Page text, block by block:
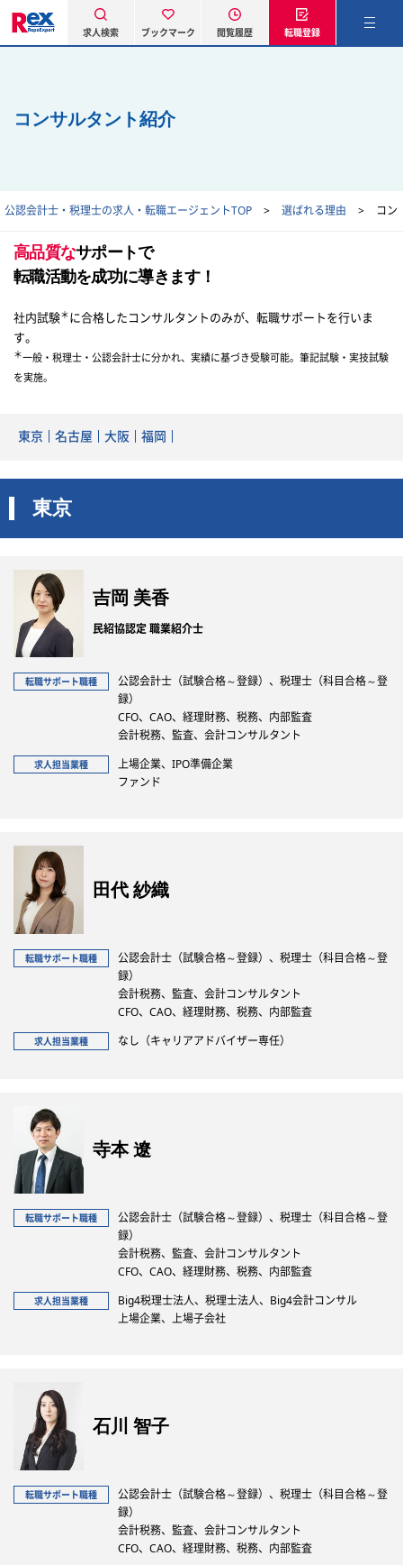
求人検索 ブックマーク 閲覧履歴 転職登録
コンサルタント紹介
公認会計士・税理士の求人・転職エージェントTOP 選ばれる理由 コン
高品質なサポートで
転職活動を成功に導きます！
社内試験＊に合格したコンサルタントのみが、転職サポートを行いま
す。
＊一般・税理士・公認会計士に分かれ、実績に基づき受験可能。筆記試験・実技試験
を実施。
東京 名古屋 大阪 福岡
東京
吉岡 美香
民紹協認定 職業紹介士
転職サポート職種
公認会計士（試験合格～登録）、税理士（科目合格～登
録）
CFO、CAO、経理財務、税務、内部監査
会計税務、監査、会計コンサルタント
求人担当業種
上場企業、IPO準備企業
ファンド
田代 紗織
転職サポート職種
公認会計士（試験合格～登録）、税理士（科目合格～登
録）
会計税務、監査、会計コンサルタント
CFO、CAO、経理財務、税務、内部監査
求人担当業種 なし（キャリアアドバイザー専任）
寺本 遼
転職サポート職種
公認会計士（試験合格～登録）、税理士（科目合格～登
録）
会計税務、監査、会計コンサルタント
CFO、CAO、経理財務、税務、内部監査
求人担当業種
Big4税理士法人、税理士法人、Big4会計コンサル
上場企業、上場子会社
石川 智子
転職サポート職種
公認会計士（試験合格～登録）、税理士（科目合格～登
録）
会計税務、監査、会計コンサルタント
CFO、CAO、経理財務、税務、内部監査